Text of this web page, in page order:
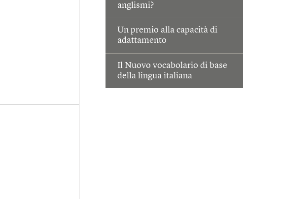
anglismi?
Un premio alla capacità di
adattamento
Il Nuovo vocabolario di base
della lingua italiana